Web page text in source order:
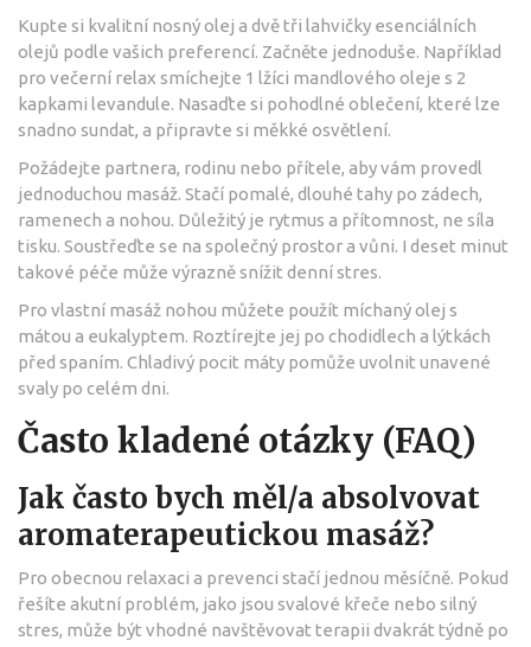
Kupte si kvalitní nosný olej a dvě tři lahvičky esenciálních
olejů podle vašich preferencí. Začněte jednoduše. Například
pro večerní relax smíchejte 1 lžíci mandlového oleje s 2
kapkami levandule. Nasaďte si pohodlné oblečení, které lze
snadno sundat, a připravte si měkké osvětlení.
Požádejte partnera, rodinu nebo přítele, aby vám provedl
jednoduchou masáž. Stačí pomalé, dlouhé tahy po zádech,
ramenech a nohou. Důležitý je rytmus a přítomnost, ne síla
tisku. Soustřeďte se na společný prostor a vůni. I deset minut
takové péče může výrazně snížit denní stres.
Pro vlastní masáž nohou můžete použít míchaný olej s
mátou a eukalyptem. Roztírejte jej po chodidlech a lýtkách
před spaním. Chladivý pocit máty pomůže uvolnit unavené
svaly po celém dni.
Často kladené otázky (FAQ)
Jak často bych měl/a absolvovat
aromaterapeutickou masáž?
Pro obecnou relaxaci a prevenci stačí jednou měsíčně. Pokud
řešíte akutní problém, jako jsou svalové křeče nebo silný
stres, může být vhodné navštěvovat terapii dvakrát týdně po